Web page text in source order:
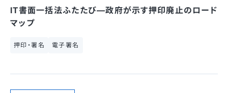
IT書面一括法ふたたび—政府が示す押印廃止のロード
マップ
押印・署名 電子署名